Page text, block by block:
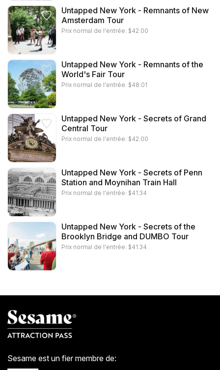
Untapped New York - Remnants of New
Amsterdam Tour
Prix normal de l'entrée: $42.00
Untapped New York - Remnants of the
World's Fair Tour
Prix normal de l'entrée: $48.01
Untapped New York - Secrets of Grand
Central Tour
Prix normal de l'entrée: $42.00
Untapped New York - Secrets of Penn
Station and Moynihan Train Hall
Prix normal de l'entrée: $41.34
Untapped New York - Secrets of the
Brooklyn Bridge and DUMBO Tour
Prix normal de l'entrée: $41.34
Sesame est un fier membre de: